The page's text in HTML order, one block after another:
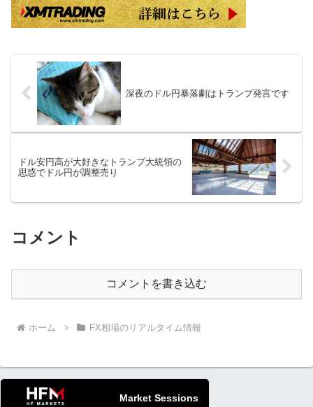
深夜のドル円暴落劇はトランプ発言です
ドル安円高が大好きなトランプ大統領の
思惑でドル円が調整売り
コメント
コメントを書き込む
ホーム FX相場のリアルタイム情報
Market Sessions